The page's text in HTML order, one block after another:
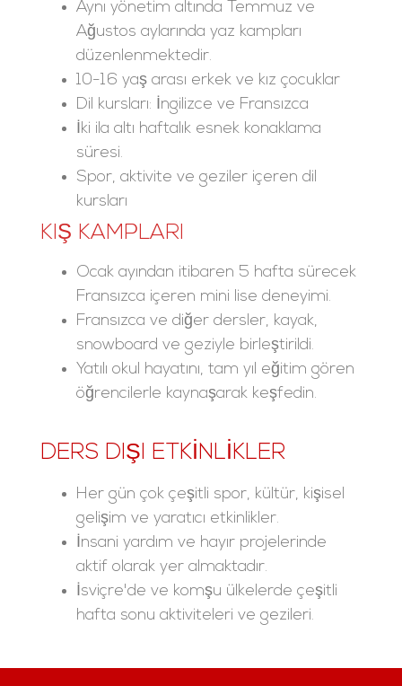
Aynı yönetim altında Temmuz ve
Ağustos aylarında yaz kampları
düzenlenmektedir.
10-16 yaş arası erkek ve kız çocuklar
Dil kursları: İngilizce ve Fransızca
İki ila altı haftalık esnek konaklama
süresi.
Spor, aktivite ve geziler içeren dil
kursları
KIŞ KAMPLARI
Ocak ayından itibaren 5 hafta sürecek
Fransızca içeren mini lise deneyimi.
Fransızca ve diğer dersler, kayak,
snowboard ve geziyle birleştirildi.
Yatılı okul hayatını, tam yıl eğitim gören
öğrencilerle kaynaşarak keşfedin.
DERS DIŞI ETKINLIKLER
Her gün çok çeşitli spor, kültür, kişisel
gelişim ve yaratıcı etkinlikler.
İnsani yardım ve hayır projelerinde
aktif olarak yer almaktadır.
İsviçre'de ve komşu ülkelerde çeşitli
hafta sonu aktiviteleri ve gezileri.